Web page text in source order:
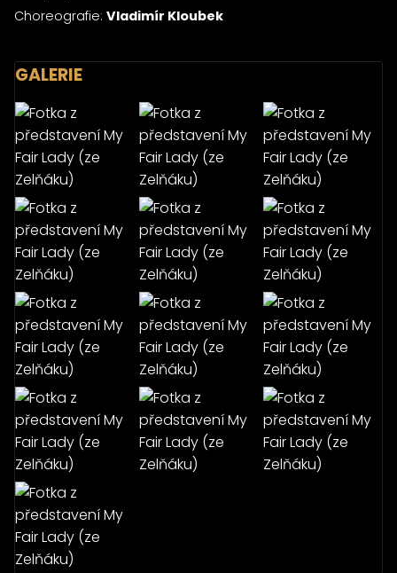
Choreografie: Vladimír Kloubek
GALERIE